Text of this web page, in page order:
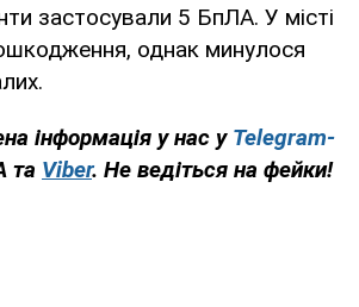
застосували 5 БпЛА. У місті
однак минулося
інформація у нас у Telegram-
та Viber. Не ведіться на фейки!